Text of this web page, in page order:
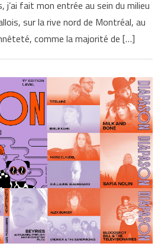
j’ai fait mon entrée au sein du milieu
sur la rive nord de Montréal, au
comme la majorité de […]